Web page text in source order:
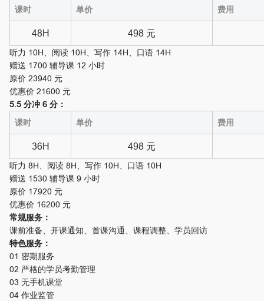
课时
单价 费用
48H 498 元
听力 10H、阅读 10H、写作 14H、口语 14H
赠送 1700 辅导课 12 小时
原价 23940 元
优惠价 21600 元
5.5 分冲 6 分：
课时
单价 费用
36H 498 元
听力 8H、阅读 8H、写作 10H、口语 10H
赠送 1530 辅导课 9 小时
原价 17920 元
优惠价 16200 元
常规服务：
课前准备、开课通知、首课沟通、课程调整、学员回访
特色服务：
01 密期服务
02 严格的学员考勤管理
03 无手机课堂
04 作业监管